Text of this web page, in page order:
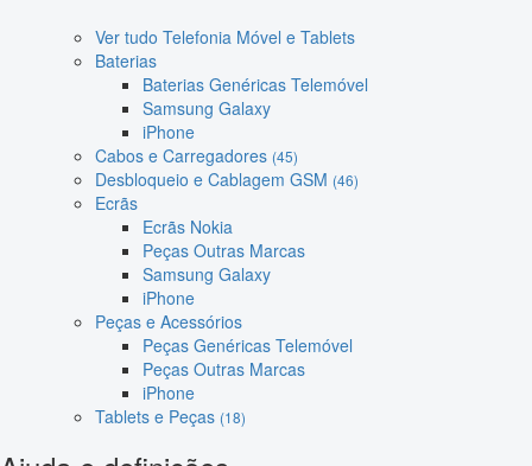
Ver tudo Telefonia Móvel e Tablets
Baterias
Baterias Genéricas Telemóvel
Samsung Galaxy
iPhone
Cabos e Carregadores (45)
Desbloqueio e Cablagem GSM (46)
Ecrãs
Ecrãs Nokia
Peças Outras Marcas
Samsung Galaxy
iPhone
Peças e Acessórios
Peças Genéricas Telemóvel
Peças Outras Marcas
iPhone
Tablets e Peças (18)